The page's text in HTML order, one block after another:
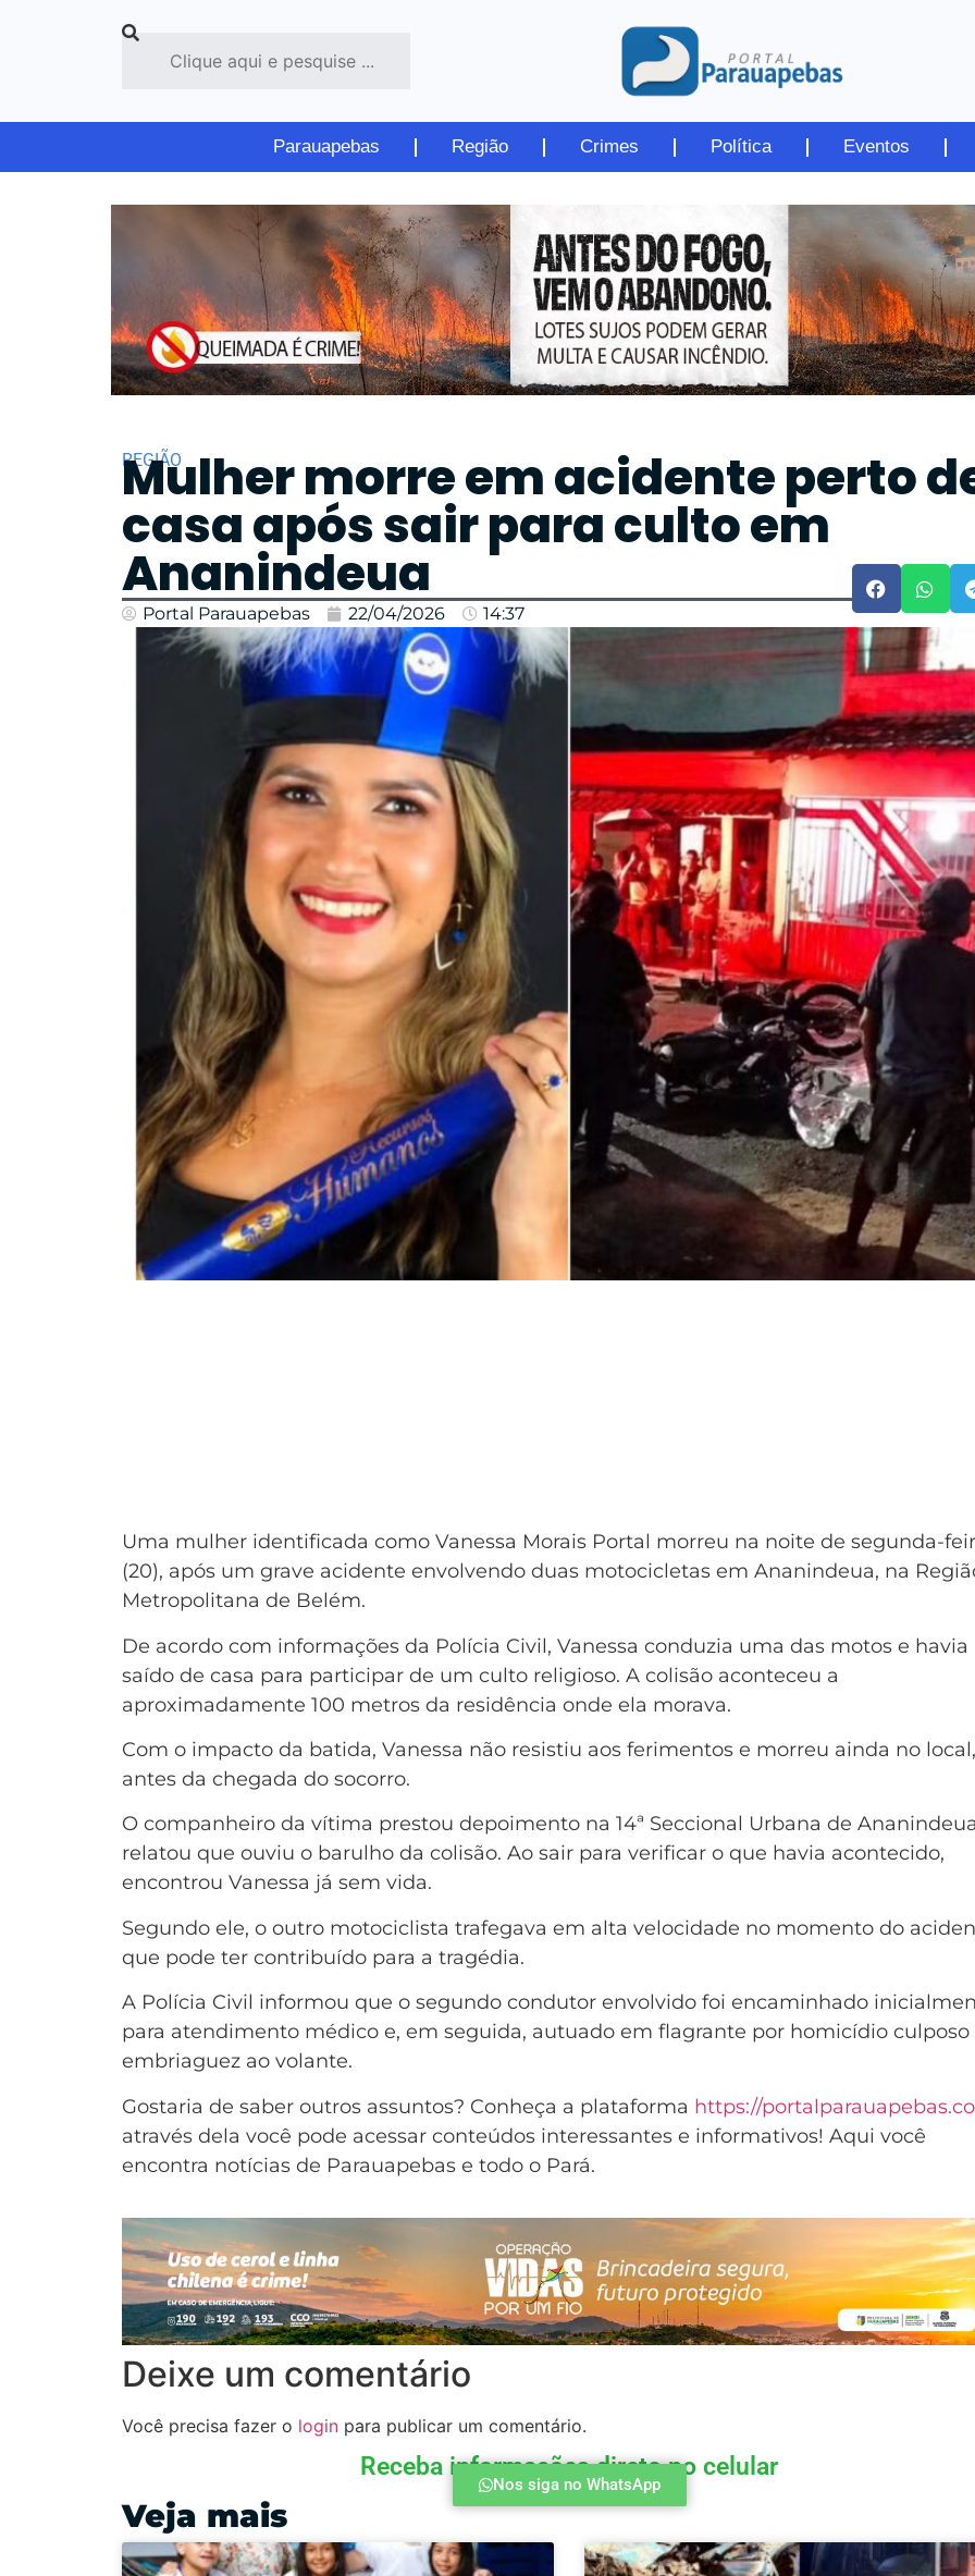
Parauapebas Região Crimes Política Eventos
REGIÃO
Mulher morre em acidente perto
casa após sair para culto em
Ananindeua
Portal Parauapebas 22/04/2026 14:37
Uma mulher identificada como Vanessa Morais Portal morreu na noite de segunda-
(20), após um grave acidente envolvendo duas motocicletas em Ananindeua, na
Metropolitana de Belém.
De acordo com informações da Polícia Civil, Vanessa conduzia uma das motos e havia
saído de casa para participar de um culto religioso. A colisão aconteceu a
aproximadamente 100 metros da residência onde ela morava.
Com o impacto da batida, Vanessa não resistiu aos ferimentos e morreu ainda no local,
antes da chegada do socorro.
O companheiro da vítima prestou depoimento na 14ª Seccional Urbana de
relatou que ouviu o barulho da colisão. Ao sair para verificar o que havia acontecido,
encontrou Vanessa já sem vida.
Segundo ele, o outro motociclista trafegava em alta velocidade no momento do
que pode ter contribuído para a tragédia.
A Polícia Civil informou que o segundo condutor envolvido foi encaminhado
para atendimento médico e, em seguida, autuado em flagrante por homicídio culposo
embriaguez ao volante.
Gostaria de saber outros assuntos? Conheça a plataforma https://
através dela você pode acessar conteúdos interessantes e informativos! Aqui você
encontra notícias de Parauapebas e todo o Pará.
Deixe um comentário
Você precisa fazer o login para publicar um comentário.
Receba informações direto no celular
Nos siga no WhatsApp
Veja mais